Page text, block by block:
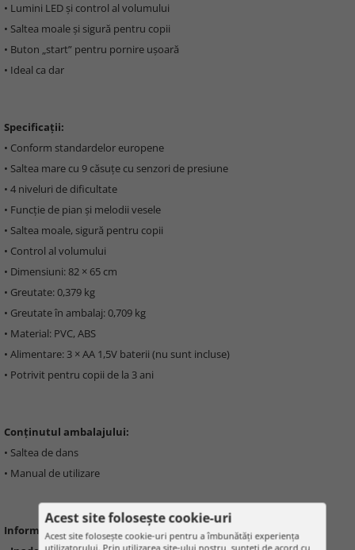
• Lumini LED și control al volumului
• Saltea moale și sigură pentru copii
• Buton „start” pentru pornire ușoară
• Ideal ca dar
Specificații:
• Conform standardelor europene
• Saltea mare cu 9 căsuțe cu senzori de presiune
• 4 niveluri de dificultate
• Funcție de pian și melodii vesele
• Saltea moale, sigură pentru copii
• Control al volumului
• Dimensiuni: 82 × 65 cm
• Greutate: 0,379 kg
• Greutate în ambalaj: 0,709 kg
• Material: PVC, ABS
• Alimentare: 3 × AA 1,5V baterii (nu sunt incluse)
• Potrivit pentru copii de la 3 ani
Conținutul ambalajului:
• Saltea de dans
• Manual de utilizare
Informații importante:
Acest site folosește cookie-uri
Acest site folosește cookie-uri pentru a îmbunătăți experiența
utilizatorului. Prin utilizarea site-ului nostru, sunteți de acord cu